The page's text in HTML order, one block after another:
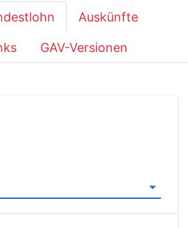
Auskünfte
GAV-Versionen